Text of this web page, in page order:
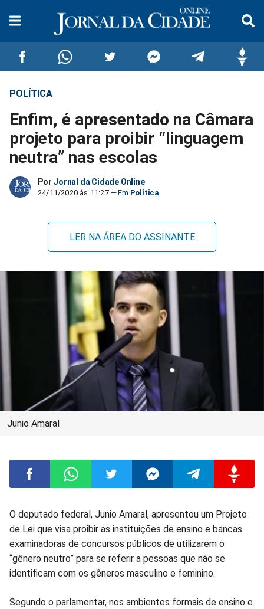
Compartilhar
no
Facebook
Compartilhar
no
Whatsapp
no
Twitter
no
Messenger
no
no
POLÍTICA
Enfim, é apresentado na Câmara
projeto para proibir “linguagem
neutra” nas escolas
Por Jornal da Cidade Online
24/11/2020 às 11:27 Política
LER NA ÁREA DO ASSINANTE
Junio Amaral
Compartilhar
no
Facebook
Compartilhar
no
Whatsapp
Compartilhar
no
Twitter
Compartilhar
no
Messenger
Compartilhar
no
Telegram
O deputado federal, Junio Amaral, apresentou um Projeto
de Lei que visa proibir as instituições de ensino e bancas
examinadoras de concursos públicos de utilizarem o
“gênero neutro” para se referir a pessoas que não se
identificam com os gêneros masculino e feminino.
Segundo o parlamentar, nos ambientes formais de ensino e